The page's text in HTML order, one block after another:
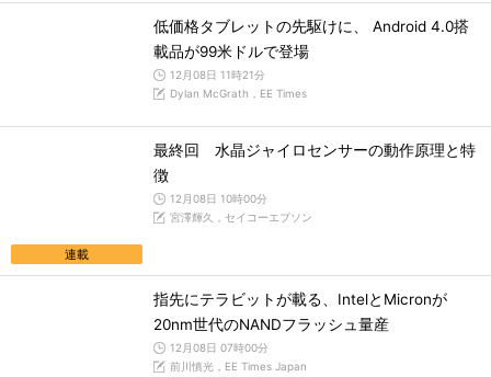
低価格タブレットの先駆けに、 Android 4.0搭
載品が99米ドルで登場
12月08日 11時21分
Dylan McGrath，EE Times
連載
最終回 水晶ジャイロセンサーの動作原理と特
徴
12月08日 10時00分
宮澤輝久，セイコーエプソン
指先にテラビットが載る、IntelとMicronが
20nm世代のNANDフラッシュ量産
12月08日 07時00分
前川慎光，EE Times Japan